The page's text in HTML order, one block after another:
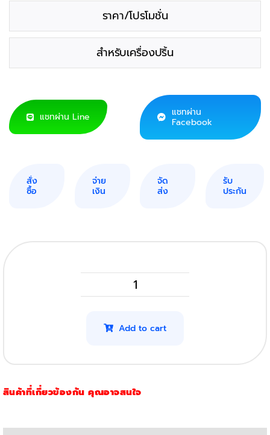
ราคา/โปรโมชั่น
สำหรับเครื่องปริ้น
แชทผ่าน Line
แชทผ่าน
Facebook
สั่ง
ซื้อ
จ่าย
เงิน
จัด
ส่ง
รับ
ประกัน
Ricoh
230DNw
Add to cart
สินค้าที่เกี่ยวข้องกัน คุณอาจสนใจ